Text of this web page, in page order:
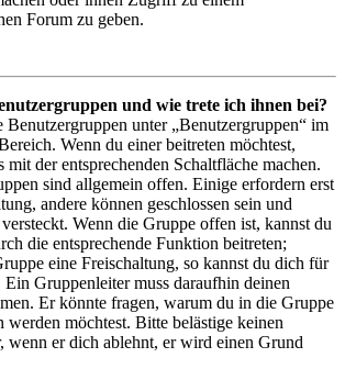
Forum zu geben.
und wie trete ich ihnen bei?
Benutzergruppen unter „Benutzergruppen“ im
Wenn du einer beitreten möchtest,
mit der entsprechenden Schaltfläche machen.
sind allgemein offen. Einige erfordern erst
andere können geschlossen sein und
Wenn die Gruppe offen ist, kannst du
die entsprechende Funktion beitreten;
eine Freischaltung, so kannst du dich für
Ein Gruppenleiter muss daraufhin deinen
Er könnte fragen, warum du in die Gruppe
werden möchtest. Bitte belästige keinen
wenn er dich ablehnt, er wird einen Grund